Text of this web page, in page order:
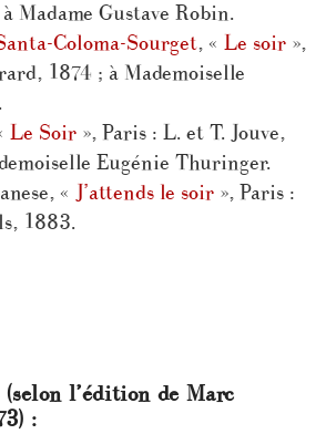
Madame Gustave Robin.
Coloma-Sourget, « Le soir »,
1874 ; à Mademoiselle
Le Soir », Paris : L. et T. Jouve,
Eugénie Thuringer.
« J’attends le soir », Paris :
1883.
l’édition de Marc
: